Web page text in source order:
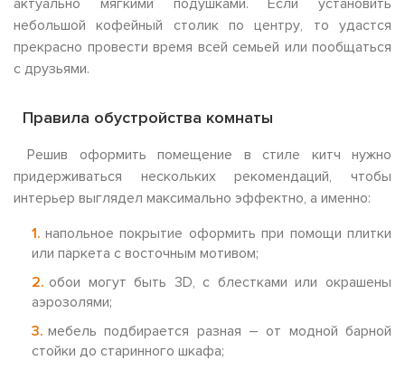
актуально мягкими подушками. Если установить
небольшой кофейный столик по центру, то удастся
прекрасно провести время всей семьей или пообщаться
с друзьями.
Правила обустройства комнаты
Решив оформить помещение в стиле китч нужно
придерживаться нескольких рекомендаций, чтобы
интерьер выглядел максимально эффектно, а именно:
напольное покрытие оформить при помощи плитки
или паркета с восточным мотивом;
обои могут быть 3D, с блестками или окрашены
аэрозолями;
мебель подбирается разная – от модной барной
стойки до старинного шкафа;